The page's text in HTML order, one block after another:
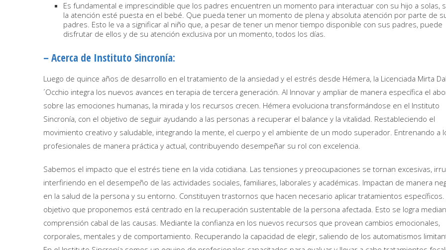
Es fundamental e imprescindible que los padres encuentren un momento para interactuar con su hijo a solas,
la atención esté puesta en el bebé. Que pueda tener un momento de plena y absoluta atención por parte de
padres. Esto le va a significar al niño que, a pesar de tener un menor tiempo disponible con sus padres, puede
disfrutar de ellos y de su atención exclusiva por un momento, todos los días.
– Acerca de Instituto Sincronía:
Luego de quince años de desarrollo en el tratamiento de la ansiedad y el estrés desde Hémera, la Licenciada Mirta
´Occhio integra los nuevos avances en terapia de tercera generación. Al Innovar y ampliar de manera específica el
sobre las emociones humanas, la mirada y los recursos crecen. Hémera evoluciona transformándose en el Instituto
Sincronía, con el objetivo de seguir ayudando a las personas a recuperar el balance y la vitalidad. Restableciendo el
movimiento creativo y saludable, integrando la mente, el cuerpo y el ambiente de un modo superador. Entrenando a
profesionales de manera práctica y actual, contribuyendo desempeñar su rol con excelencia.
Sabemos el impacto que el estrés tiene en la vida cotidiana. Las tensiones y preocupaciones se tornan excesivas,
interfiriendo en el desempeño de las actividades sociales, familiares, laborales y académicas. Impactan de manera
en la salud de la persona y su entorno. Constituyen trastornos que hacen necesario aplicar tratamientos específicos.
objetivo que proponemos está centrado en la recuperación sustentable de la persona afectada. Esto se logra
comprensión cabal de las causas. Mediante la confianza en los nuevos recursos que provean cambios emocionales,
corporales, mentales y de comportamiento. Recuperando la capacidad de elegir, saliendo de los automatismos